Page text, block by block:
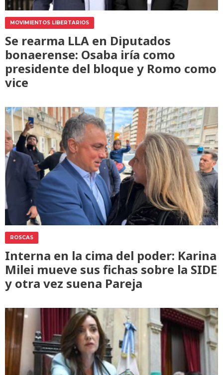
MOVIMIENTOS LIBERTARIOS
Se rearma LLA en Diputados
bonaerense: Osaba iría como
presidente del bloque y Romo como
vice
ROSCAS
Interna en la cima del poder: Karina
Milei mueve sus fichas sobre la SIDE
y otra vez suena Pareja